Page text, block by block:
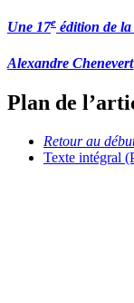
Une 17e édition de
Alexandre Chenevert
Plan de
Retour au
Texte intégral